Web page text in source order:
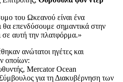
του Ωκεανού είναι ένα
θα επενδύσουμε σημαντικά στην
σε αυτή την πλατφόρμα.»
ανώτατοι ηγέτες και
οποίων:
Mercator Ocean
για τη Διακυβέρνηση των